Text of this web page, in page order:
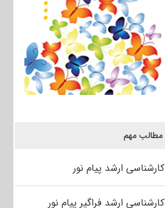
مطالب مهم
کارشناسی ارشد پیام نور
کارشناسی ارشد فراگیر پیام نور